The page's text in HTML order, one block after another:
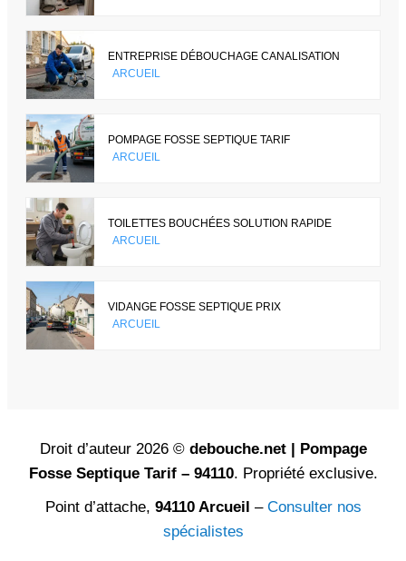
ENTREPRISE DÉBOUCHAGE CANALISATION
ARCUEIL
POMPAGE FOSSE SEPTIQUE TARIF
ARCUEIL
TOILETTES BOUCHÉES SOLUTION RAPIDE
ARCUEIL
VIDANGE FOSSE SEPTIQUE PRIX
ARCUEIL
Droit d’auteur 2026 © debouche.net | Pompage
Fosse Septique Tarif – 94110. Propriété exclusive.
Point d’attache, 94110 Arcueil – Consulter nos
spécialistes